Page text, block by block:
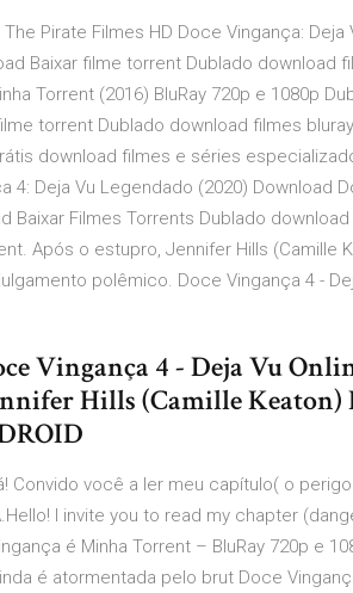
Pirate Filmes HD Doce Vingança:
Baixar filme torrent Dublado download
Torrent (2016) BluRay 720p e 1080p
torrent Dublado download filmes
download filmes e séries
4: Deja Vu Legendado (2020) Download
Baixar Filmes Torrents Dublado
Após o estupro, Jennifer Hills
polêmico. Doce Vingança 4 -
Vingança 4 - Deja Vu
Hills (Camille
Convido você a ler meu capítulo( o
I invite you to read my chapter
é Minha Torrent – BluRay 720p e
é atormentada pelo brut Doce